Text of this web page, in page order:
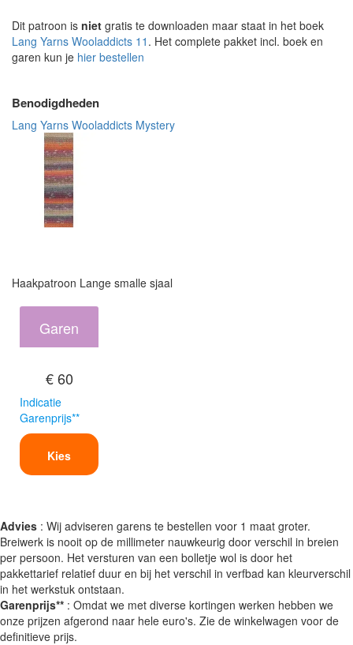
Dit patroon is niet gratis te downloaden maar staat in het boek
Lang Yarns Wooladdicts 11 . Het complete pakket incl. boek en
garen kun je hier bestellen
Benodigdheden
Lang Yarns Wooladdicts Mystery
Haakpatroon Lange smalle sjaal
Garen
€ 60
Indicatie
Garenprijs**
Kies
Advies : Wij adviseren garens te bestellen voor 1 maat groter.
Breiwerk is nooit op de millimeter nauwkeurig door verschil in breien
per persoon. Het versturen van een bolletje wol is door het
pakkettarief relatief duur en bij het verschil in verfbad kan kleurverschil
in het werkstuk ontstaan.
Garenprijs** : Omdat we met diverse kortingen werken hebben we
onze prijzen afgerond naar hele euro's. Zie de winkelwagen voor de
definitieve prijs.